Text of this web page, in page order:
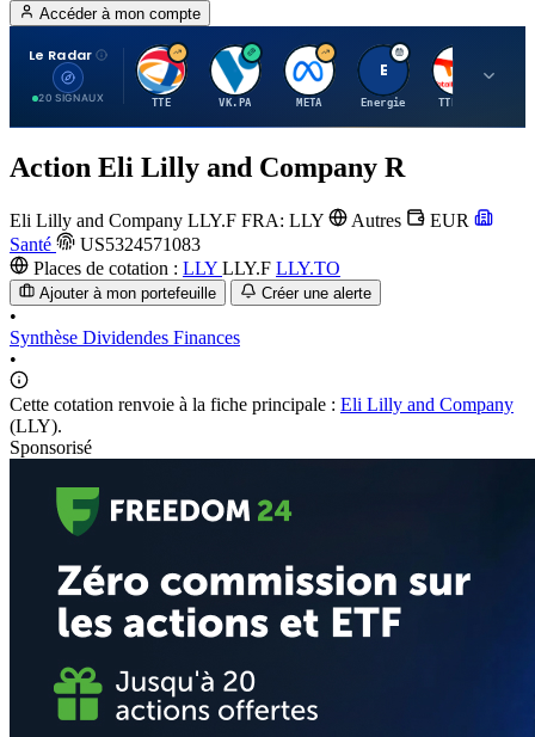
Accéder à mon compte
Le Radar
20 SIGNAUX
T
TTE
V
VK.PA
M
META
E
Energie
T
TTE.PA
Action Eli Lilly and Company R
Eli Lilly and Company LLY.F FRA: LLY Autres
EUR
Santé
US5324571083
Places de cotation : LLY LLY.F LLY.TO
Ajouter à mon portefeuille Créer une alerte
•
Synthèse Dividendes Finances
•
Cette cotation renvoie à la fiche principale : Eli Lilly and Company
(LLY).
Sponsorisé